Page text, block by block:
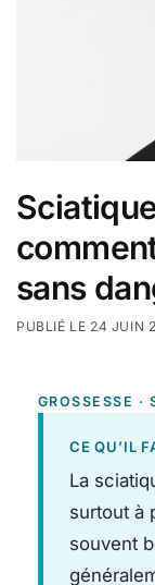
sans
PUBLIÉ LE 24 JUIN
GROSSESSE ·
CE QU’IL
La
surtout à
souvent